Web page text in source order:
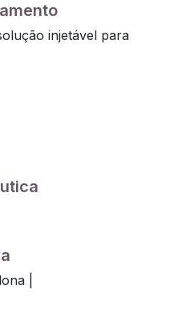
injetável para
|